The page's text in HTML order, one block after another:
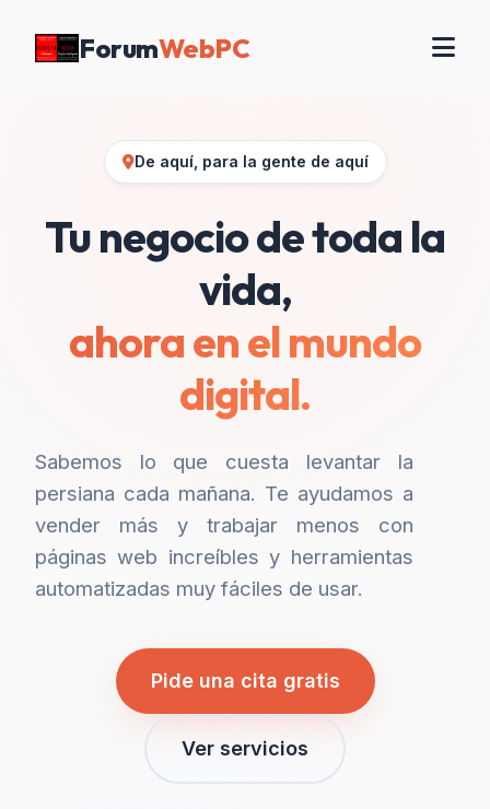
ForumWebPC
De aquí, para la gente de aquí
Tu negocio de toda la
vida,
ahora en el mundo
digital.
Sabemos lo que cuesta levantar la
persiana cada mañana. Te ayudamos a
vender más y trabajar menos con
páginas web increíbles y herramientas
automatizadas muy fáciles de usar.
Pide una cita gratis
Ver servicios